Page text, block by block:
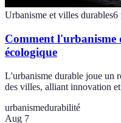
Urbanisme et villes durables6
Comment
écologique
L'urbanisme durable joue un
des villes, alliant innovation
urbanismedurabilité
Aug 7